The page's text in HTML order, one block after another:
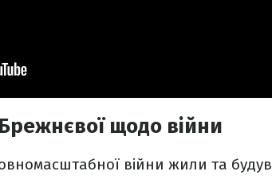
щодо війни
війни жили та